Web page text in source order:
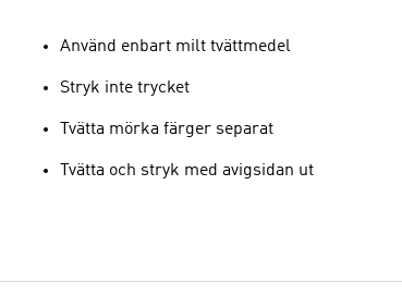
Använd enbart milt tvättmedel
Stryk inte trycket
Tvätta mörka färger separat
Tvätta och stryk med avigsidan ut